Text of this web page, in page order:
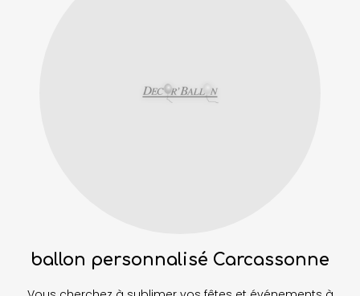
ballon personnalisé Carcassonne